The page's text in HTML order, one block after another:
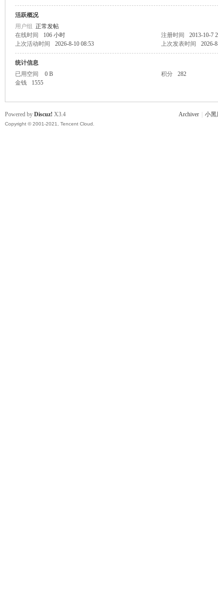
活跃概况
用户组 正常发帖
在线时间
106 小时 注册时间
2013-10-7
上次活动时间
2026-8-10 08:53 上次发表时间 2026-
统计信息
已用空间
0 B 积分
282
金钱
1555
Archiver 小黑
Powered by Discuz! X3.4
Copyright © 2001-2021, Tencent Cloud.